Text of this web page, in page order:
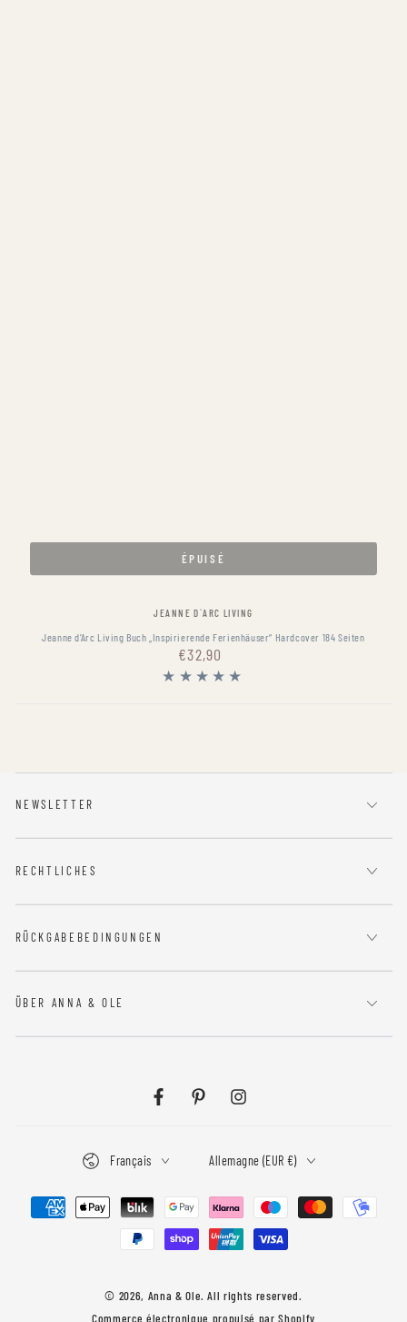
Fournisseur:
JEANNE D`ARC LIVING
Jeanne d’Arc Living Buch „Inspirierende Ferienhäuser“ Hardcover 184 Seiten
Prix
normal
€32,90
ÉPUISÉ
NEWSLETTER
RECHTLICHES
RÜCKGABEBEDINGUNGEN
ÜBER ANNA & OLE
FacebookPinterestInstagram
© 2026, Anna & Ole. All rights reserved.
Commerce électronique propulsé par Shopify
Français Allemagne (EUR €)
Modes